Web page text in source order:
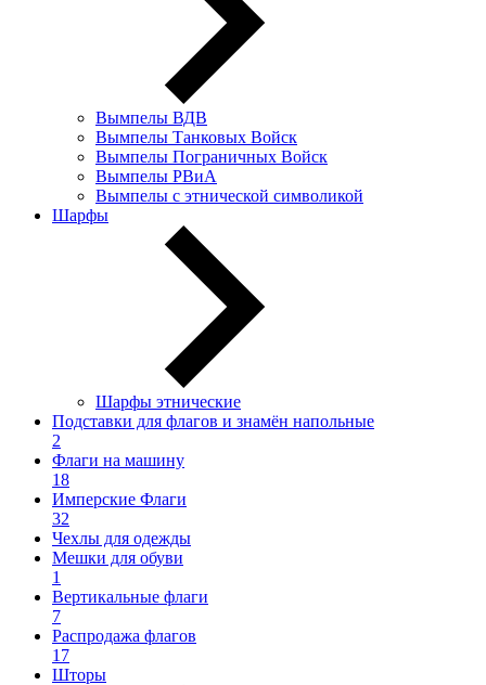
Вымпелы ВДВ
Вымпелы Танковых Войск
Вымпелы Пограничных Войск
Вымпелы РВиА
Вымпелы с этнической символикой
Шарфы
Шарфы этнические
Подставки для флагов и знамён напольные
2
Флаги на машину
18
Имперские Флаги
32
Чехлы для одежды
Мешки для обуви
1
Вертикальные флаги
7
Распродажа флагов
17
Шторы